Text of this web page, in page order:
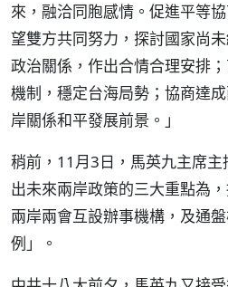
來，融洽同胞感情。促進平等
望雙方共同努力，探討國家尚
政治關係，作出合情合理安排
機制，穩定台海局勢；協商達
岸關係和平發展前景。」
稍前，11月3日，馬英九主席
出未來兩岸政策的三大重點為
兩岸兩會互設辦事機構，及通
例」。